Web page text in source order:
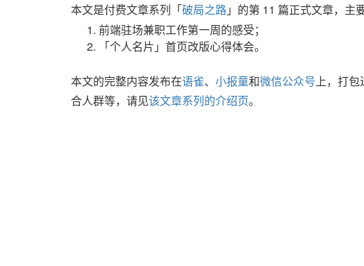
本文是付费文章系列「破局之路」的第 11 篇正式文章，主
前端驻场兼职工作第一周的感受；
「个人名片」首页改版心得体会。
本文的完整内容发布在语雀、 小报童和微信公众号上，打
合人群等，请见该文章系列的介绍页。